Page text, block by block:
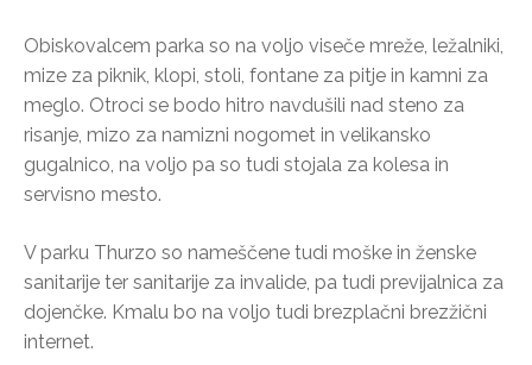
Obiskovalcem parka so na voljo viseče mreže, ležalniki,
mize za piknik, klopi, stoli, fontane za pitje in kamni za
meglo. Otroci se bodo hitro navdušili nad steno za
risanje, mizo za namizni nogomet in velikansko
gugalnico, na voljo pa so tudi stojala za kolesa in
servisno mesto.
V parku Thurzo so nameščene tudi moške in ženske
sanitarije ter sanitarije za invalide, pa tudi previjalnica za
dojenčke. Kmalu bo na voljo tudi brezplačni brezžični
internet.